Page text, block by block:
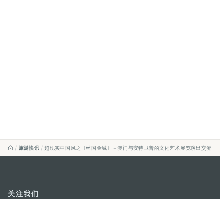
旅游快讯 超现实中国风之《丝国金城》－澳门与安特卫普的文化艺术展览演出交流
关注我们